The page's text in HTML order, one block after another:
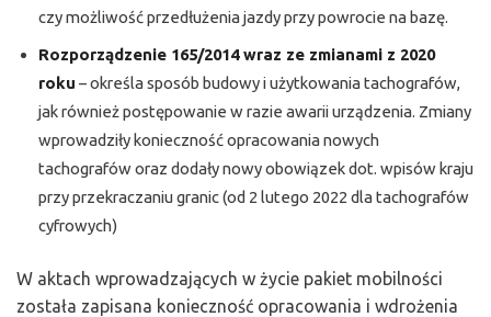
czy możliwość przedłużenia jazdy przy powrocie na bazę.
Rozporządzenie 165/2014 wraz ze zmianami z 2020
roku – określa sposób budowy i użytkowania tachografów,
jak również postępowanie w razie awarii urządzenia. Zmiany
wprowadziły konieczność opracowania nowych
tachografów oraz dodały nowy obowiązek dot. wpisów kraju
przy przekraczaniu granic (od 2 lutego 2022 dla tachografów
cyfrowych)
W aktach wprowadzających w życie pakiet mobilności
została zapisana konieczność opracowania i wdrożenia